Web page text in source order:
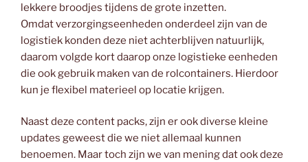
lekkere broodjes tijdens de grote inzetten.
Omdat verzorgingseenheden onderdeel zijn van de
logistiek konden deze niet achterblijven natuurlijk,
daarom volgde kort daarop onze logistieke eenheden
die ook gebruik maken van de rolcontainers. Hierdoor
kun je flexibel materieel op locatie krijgen.
Naast deze content packs, zijn er ook diverse kleine
updates geweest die we niet allemaal kunnen
benoemen. Maar toch zijn we van mening dat ook deze